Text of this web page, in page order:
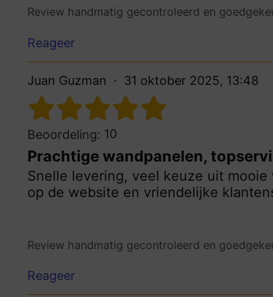
Review handmatig gecontroleerd en
Reageer
Juan Guzman 31 oktober 2025, 13:48
Beoordeling: 10
Prachtige wandpanelen,
Snelle levering, veel keuze uit mooie
op de website en vriendelijke
Review handmatig gecontroleerd en
Reageer